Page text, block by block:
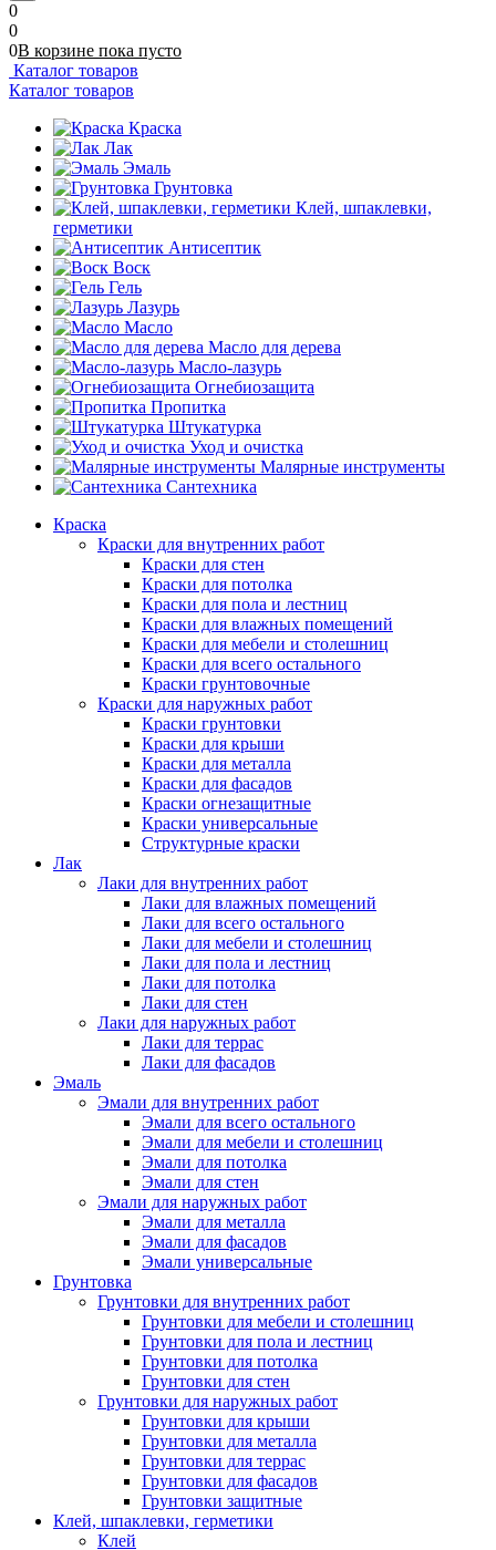
0
0
0В корзине пока пусто
Каталог товаров
Каталог товаров
Краска
Лак
Эмаль
Грунтовка
Клей, шпаклевки,
герметики
Антисептик
Воск
Гель
Лазурь
Масло
Масло для дерева
Масло-лазурь
Огнебиозащита
Пропитка
Штукатурка
Уход и очистка
Малярные инструменты
Сантехника
Краска
Краски для внутренних работ
Краски для стен
Краски для потолка
Краски для пола и лестниц
Краски для влажных помещений
Краски для мебели и столешниц
Краски для всего остального
Краски грунтовочные
Краски для наружных работ
Краски грунтовки
Краски для крыши
Краски для металла
Краски для фасадов
Краски огнезащитные
Краски универсальные
Структурные краски
Лак
Лаки для внутренних работ
Лаки для влажных помещений
Лаки для всего остального
Лаки для мебели и столешниц
Лаки для пола и лестниц
Лаки для потолка
Лаки для стен
Лаки для наружных работ
Лаки для террас
Лаки для фасадов
Эмаль
Эмали для внутренних работ
Эмали для всего остального
Эмали для мебели и столешниц
Эмали для потолка
Эмали для стен
Эмали для наружных работ
Эмали для металла
Эмали для фасадов
Эмали универсальные
Грунтовка
Грунтовки для внутренних работ
Грунтовки для мебели и столешниц
Грунтовки для пола и лестниц
Грунтовки для потолка
Грунтовки для стен
Грунтовки для наружных работ
Грунтовки для крыши
Грунтовки для металла
Грунтовки для террас
Грунтовки для фасадов
Грунтовки защитные
Клей, шпаклевки, герметики
Клей